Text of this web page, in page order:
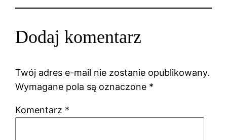
Dodaj komentarz
Twój adres e-mail nie zostanie opublikowany.
Wymagane pola są oznaczone *
Komentarz *